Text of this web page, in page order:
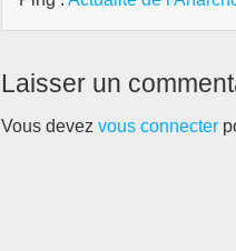
Laisser un
Vous devez vous connecter